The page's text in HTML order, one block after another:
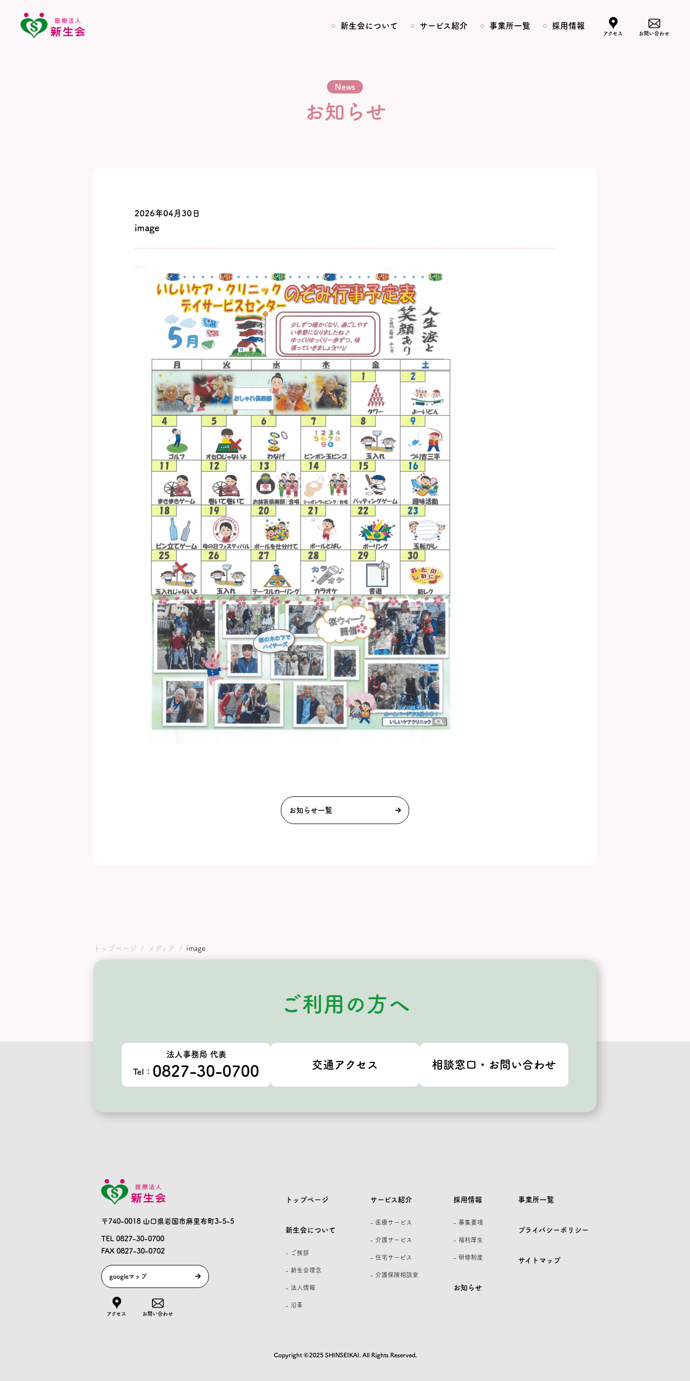
新生会について サービス紹介 事業所一覧 採用情報
アクセス お問い合わせ
News
お知らせ
2026年04月30日
image
お知らせ一覧
トップページ メディア image
ご利用の方へ
法人事務局 代表
Tel： 0827-30-0700 交通アクセス 相談窓口・お問い合わせ
〒740-0018 山口県岩国市麻里布町3-5-5
TEL 0827-30-0700
FAX 0827-30-0702
googleマップ
アクセス お問い合わせ
トップページ
新生会について
- ご挨拶
- 新生会理念
- 法人情報
- 沿革
サービス紹介
- 医療サービス
- 介護サービス
- 住宅サービス
- 介護保険相談室
採用情報
- 募集要項
- 福利厚生
- 研修制度
お知らせ
事業所一覧
プライバシーポリシー
サイトマップ
Copyright ©2025 SHINSEIKAI. All Rights Reserved.